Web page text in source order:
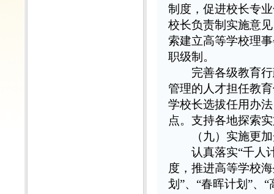
制度，促进校长专
校长负责制实施意
索建立高等学校理
职级制。
完善各级教育行
管理的人才担任教
学校长选拔任用办
点。支持各地探索
（九）实施更
认真落实“千人计
度，推进高等学校
划”、“春晖计划”、